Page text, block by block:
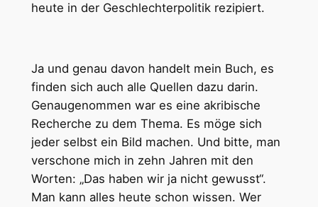
heute in der Geschlechterpolitik rezipiert.
Ja und genau davon handelt mein Buch, es
finden sich auch alle Quellen dazu darin.
Genaugenommen war es eine akribische
Recherche zu dem Thema. Es möge sich
jeder selbst ein Bild machen. Und bitte, man
verschone mich in zehn Jahren mit den
Worten: „Das haben wir ja nicht gewusst“.
Man kann alles heute schon wissen. Wer